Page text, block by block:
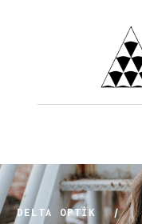
DELTA OPTİK |